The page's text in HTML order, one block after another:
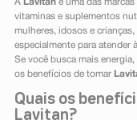
A Lavitané uma das
vitaminas e suplementos
mulheres, idosos e
especialmente para atender
Se você busca mais
os benefícios de tomar
Quais os
Lavitan?